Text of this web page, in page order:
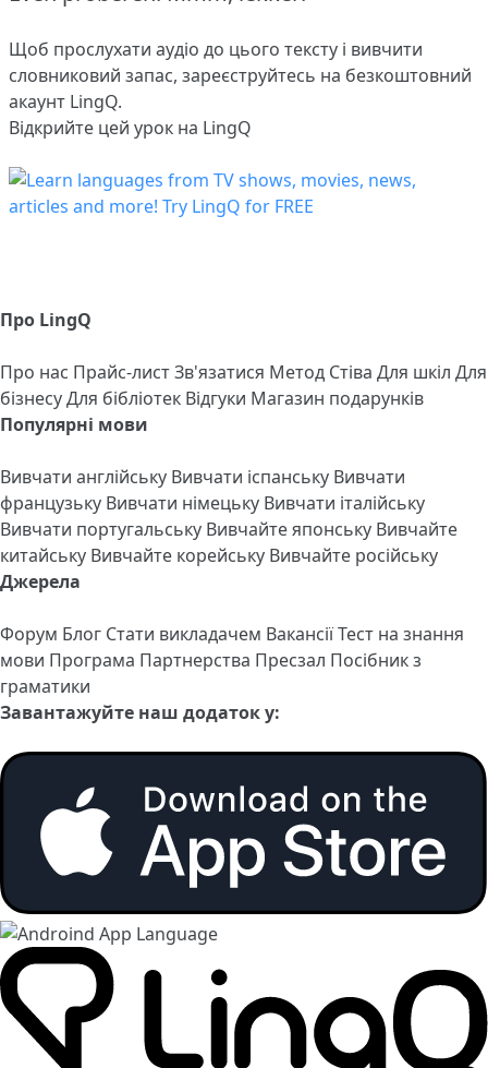
Щоб прослухати аудіо до цього тексту і вивчити
словниковий запас, зареєструйтесь на безкоштовний
акаунт LingQ.
Відкрийте цей урок на LingQ
Про LingQ
Про нас Прайс-листЗв'язатися Метод Стіва Для шкіл Для
бізнесуДля бібліотек Відгуки Магазин подарунків
Популярні мови
Вивчати англійську Вивчати іспанську Вивчати
французьку Вивчати німецьку Вивчати італійську
Вивчати португальську Вивчайте японську Вивчайте
китайську Вивчайте корейську Вивчайте російську
Джерела
Форум Блог Стати викладачем ВакансіїТест на знання
мови Програма Партнерства Пресзал Посібник з
граматики
Завантажуйте наш додаток у: